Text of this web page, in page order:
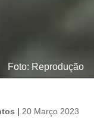
Foto: Reprodução
| 20 Março 2023